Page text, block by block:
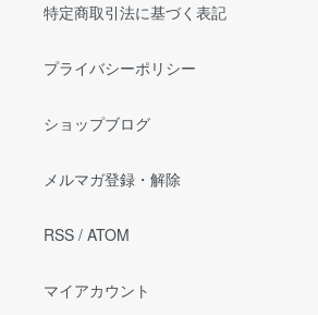
特定商取引法に基づく表記
プライバシーポリシー
ショップブログ
メルマガ登録・解除
RSS / ATOM
マイアカウント